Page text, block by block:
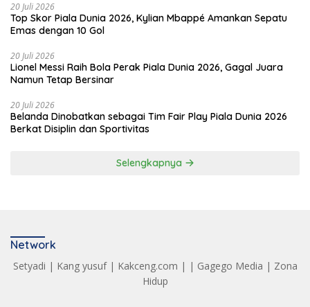
20 Juli 2026
Top Skor Piala Dunia 2026, Kylian Mbappé Amankan Sepatu
Emas dengan 10 Gol
20 Juli 2026
Lionel Messi Raih Bola Perak Piala Dunia 2026, Gagal Juara
Namun Tetap Bersinar
20 Juli 2026
Belanda Dinobatkan sebagai Tim Fair Play Piala Dunia 2026
Berkat Disiplin dan Sportivitas
Selengkapnya
Network
Setyadi | Kang yusuf| Kakceng.com | | Gagego Media | Zona
Hidup